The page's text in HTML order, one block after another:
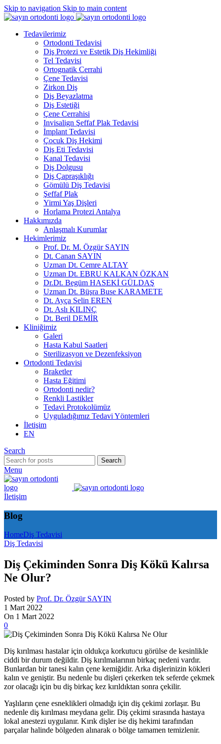
Skip to navigation Skip to main content
Tedavilerimiz
Ortodonti Tedavisi
Diş Protezi ve Estetik Diş Hekimliği
Tel Tedavisi
Ortognatik Cerrahi
Çene Tedavisi
Zirkon Diş
Diş Beyazlatma
Diş Estetiği
Çene Cerrahisi
Invisalign Şeffaf Plak Tedavisi
İmplant Tedavisi
Çocuk Diş Hekimi
Diş Eti Tedavisi
Kanal Tedavisi
Diş Dolgusu
Diş Çapraşıklığı
Gömülü Diş Tedavisi
Şeffaf Plak
Yirmi Yaş Dişleri
Horlama Protezi Antalya
Hakkımızda
Anlaşmalı Kurumlar
Hekimlerimiz
Prof. Dr. M. Özgür SAYIN
Dt. Canan SAYIN
Uzman Dt. Cemre ALTAY
Uzman Dt. EBRU KALKAN ÖZKAN
Dr.Dt. Begüm HASEKİ GÜLDAŞ
Uzman Dt. Büşra Buse KARAMETE
Dt. Ayça Selin EREN
Dt. Aslı KILINÇ
Dt. Beril DEMİR
Kliniğimiz
Galeri
Hasta Kabul Saatleri
Sterilizasyon ve Dezenfeksiyon
Ortodonti Tedavisi
Braketler
Hasta Eğitimi
Ortodonti nedir?
Renkli Lastikler
Tedavi Protokolümüz
Uyguladığımız Tedavi Yöntemleri
İletişim
EN
Search
Search
Menu
İletişim
Blog
HomeDiş Tedavisi
Diş Tedavisi
Diş Çekiminden Sonra Diş Kökü Kalırsa
Ne Olur?
Posted by Prof. Dr. Özgür SAYIN
1 Mart 2022
On 1 Mart 2022
0
Diş kırılması hastalar için oldukça korkutucu görülse de kesinlikle
ciddi bir durum değildir. Diş kırılmalarının birkaç nedeni vardır.
Bunlardan bir tanesi kalın çene kemiğidir. Arka dişlerinizin kökleri
kalın ve geniştir. Bu nedenle bu dişleri çekerken tek seferde çekmek
zor olacağı için bu diş birkaç kez kırıldıktan sonra çekilir.
Yaşlıların çene esneklikleri olmadığı için diş çekimi zorlaşır. Bu
nedenle diş kırılması meydana gelir. Diş çekimi sırasında hastaya
lokal anestezi uygulanır. Kırık dişler ise diş hekimi tarafından
parçalar halinde bölgeden alınarak o bölge tamamen temizlenir.